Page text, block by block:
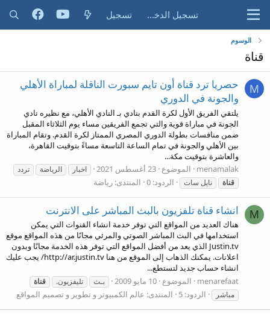
تسجيل الدخول تسجيل
الوسوم
قناة
M
حصريا ترد قناة أون تايم سبورت الناقلة لمباراة الأهلي
والجونة في الدوري
يلتقي الفريق الأول لكرة القدم بنادي بـ النادي الأهلي، مع نظيره نادي
الجونة في مباراة قوية والتي تجمع الفريقين مساء يوم الثلاثاء المقبل
ضمن منافسات بطولة الدوري المصري الممتاز لكرة القدم. وتقام المباراة
بين الأهلي والجونة في تمام الساعة التاسعة مساءً بتوقيت القاهرة،
والعاشرة بتوقيت مكة...
menamalak
الموضوع 23 أغسطس 2021 اخبار الرياضة
تردد
قناة
نايل سات الردود: 0 المنتدى: رياضة
M انشاء قناة تلفزيون بالبث المباشر على الانترنت
هناك العديد من المواقع التي توفر خدمة انشاء القنوات التي يمكن
استخدامها في البث المباشر الصوتي والمرئي مجانًا من هذه المواقع موقع
Justin.tv الذي يعد من أفضل المواقع التي توفر هذه الخدمة مجانًا وبدون
اعلانات. يمكنك الذهاب إلى الموقع من هنا http://ar.justin.tv/ يجب عليك
انشاء حساب جديد لتستطع...
menarefaat
الموضوع 10 مايو 2009 بـث تليفزيون.
قناة
مباشر
الردود: 5 المنتدى: عالم الكمبيوتر و تطوير و تصميم المواقع